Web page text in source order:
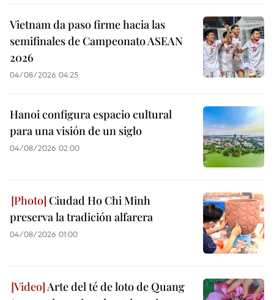
Vietnam da paso firme hacia las
semifinales de Campeonato ASEAN
2026
04/08/2026 04:25
Hanoi configura espacio cultural
para una visión de un siglo
04/08/2026 02:00
Ciudad Ho Chi Minh
preserva la tradición alfarera
04/08/2026 01:00
Arte del té de loto de Quang